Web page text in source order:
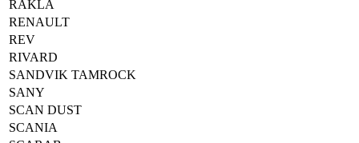
RAKLA
RENAULT
REV
RIVARD
SANDVIK TAMROCK
SANY
SCAN DUST
SCANIA